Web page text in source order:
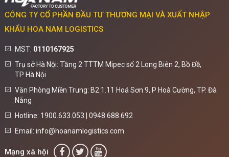
CÔNG TY CỔ PHẦN ĐẦU TƯ THƯƠNG MẠI VÀ XUẤT NHẬP
KHẨU HOA NAM LOGISTICS
MST: 0110167925
Trụ sở Hà Nội: Tầng 2 TTTM Mipec số 2 Long Biên 2, Bồ Đề,
TP Hà Nội
Văn Phòng Miền Trung: B2.1.11 Hoá Sơn 9, P Hoà Cường, TP. Đà
Nẵng
Hotline: 1900.633.053 | 0948.688.692
Email: info@hoanamlogistics.com
Mạng xã hội